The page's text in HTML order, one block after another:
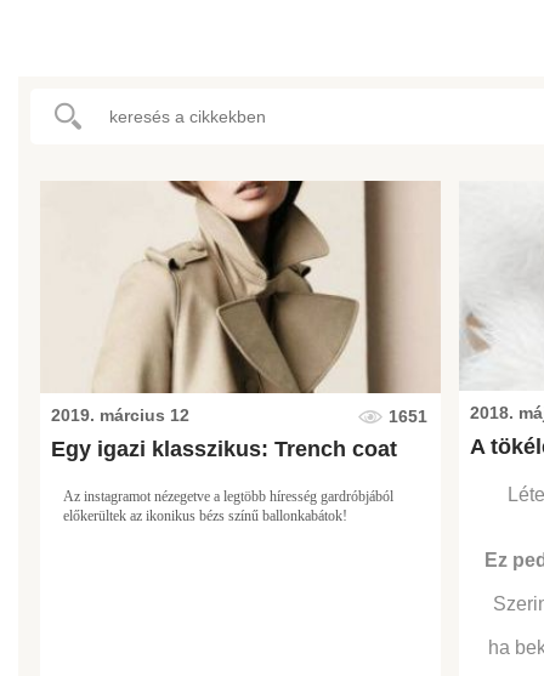
2019. március 12 1651
Egy igazi klasszikus: Trench coat
Az instagramot nézegetve a legtöbb híresség gardróbjából
előkerültek az ikonikus bézs színű ballonkabátok!
2018.
A
Ez
ha